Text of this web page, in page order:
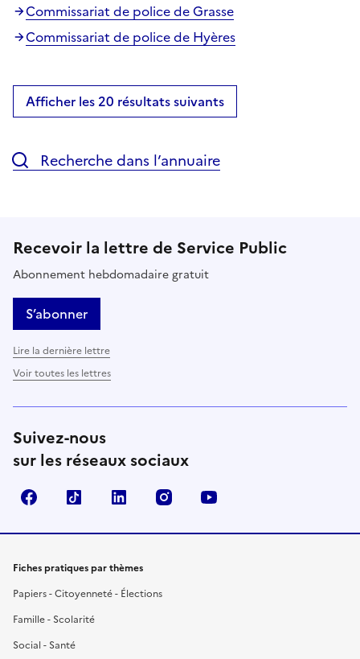
Commissariat de police de Grasse
Commissariat de police de Hyères
Afficher les 20 résultats suivants
Recherche dans l’annuaire
Recevoir la lettre de Service Public
Abonnement hebdomadaire gratuit
S’abonner
Lire la dernière lettre
Voir toutes les lettres
Suivez-nous
sur les réseaux sociaux
FacebookTikTok LinkedIn Instagram
Fiches pratiques par thèmes
Papiers - Citoyenneté - Élections
Famille - Scolarité
Social - Santé